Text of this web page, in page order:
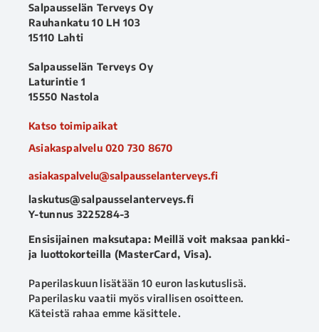
Salpausselän Terveys Oy
Rauhankatu 10 LH 103
15110 Lahti
Salpausselän Terveys Oy
Laturintie 1
15550 Nastola
Katso toimipaikat
Asiakaspalvelu 020 730 8670
asiakaspalvelu@salpausselanterveys.fi
laskutus@salpausselanterveys.fi
Y-tunnus 3225284-3
Ensisijainen maksutapa: Meillä voit maksaa pankki-
ja luottokorteilla (MasterCard, Visa).
Paperilaskuun lisätään 10 euron laskutuslisä.
Paperilasku vaatii myös virallisen osoitteen.
Käteistä rahaa emme käsittele.